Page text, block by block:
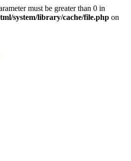
must be greater than 0 in
system/library/cache/file.php on